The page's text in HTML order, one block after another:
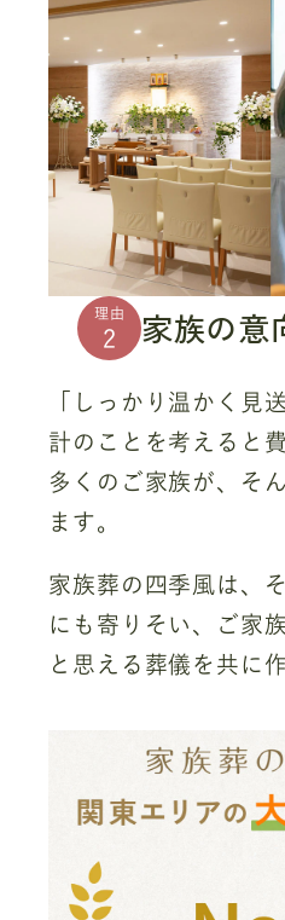
理由
2 家族の意
「しっかり温かく見
計のことを考えると
多くのご家族が、そ
ます。
家族葬の四季風は、
にも寄りそい、ご家
と思える葬儀を共に